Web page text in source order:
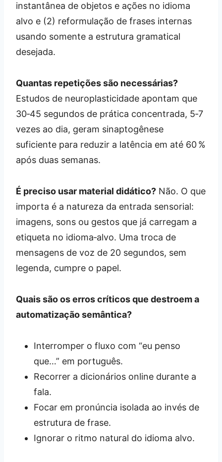
instantânea de objetos e ações no idioma
alvo e (2) reformulação de frases internas
usando somente a estrutura gramatical
desejada.
Quantas repetições são necessárias?
Estudos de neuroplasticidade apontam que
30‑45 segundos de prática concentrada, 5‑7
vezes ao dia, geram sinaptogênese
suficiente para reduzir a latência em até 60 %
após duas semanas.
É preciso usar material didático? Não. O que
importa é a natureza da entrada sensorial:
imagens, sons ou gestos que já carregam a
etiqueta no idioma‑alvo. Uma troca de
mensagens de voz de 20 segundos, sem
legenda, cumpre o papel.
Quais são os erros críticos que destroem a
automatização semântica?
Interromper o fluxo com “eu penso
que…” em português.
Recorrer a dicionários online durante a
fala.
Focar em pronúncia isolada ao invés de
estrutura de frase.
Ignorar o ritmo natural do idioma alvo.